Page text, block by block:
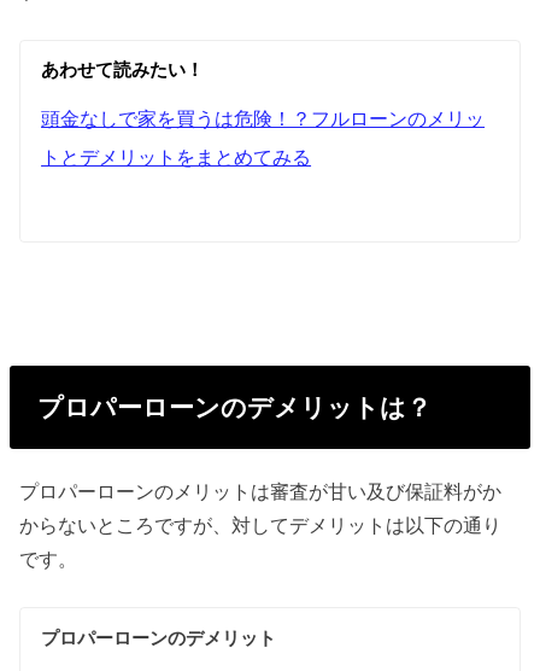
あわせて読みたい！
頭金なしで家を買うは危険！？フルローンのメリッ
トとデメリットをまとめてみる
プロパーローンのデメリットは？
プロパーローンのメリットは審査が甘い及び保証料がか
からないところですが、対してデメリットは以下の通り
です。
プロパーローンのデメリット